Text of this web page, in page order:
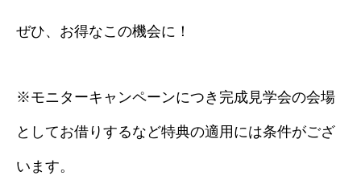
ぜひ、お得なこの機会に！
※モニターキャンペーンにつき完成見学会の会場
としてお借りするなど特典の適用には条件がござ
います。